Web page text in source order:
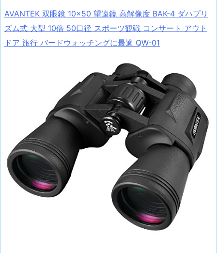
AVANTEK 双眼鏡 10×50 望遠鏡 高解像度 BAK-4 ダハプリ
ズム式 大型 10倍 50口径 スポーツ観戦 コンサート アウト
ドア 旅行 バードウォッチングに最適 QW-01